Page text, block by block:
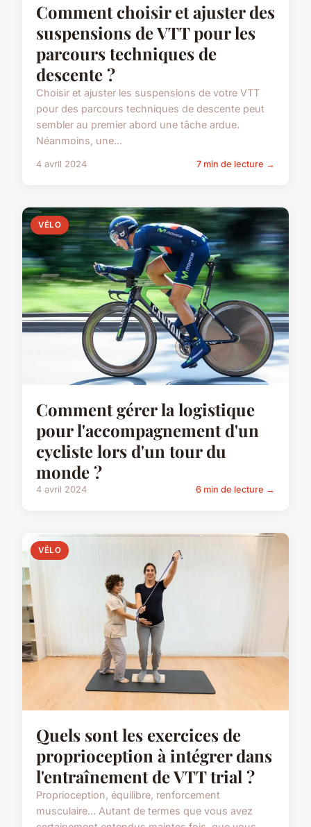
Comment choisir et ajuster des
suspensions de VTT pour les
parcours techniques de
descente ?
Choisir et ajuster les suspensions de votre VTT
pour des parcours techniques de descente peut
sembler au premier abord une tâche ardue.
Néanmoins, une...
4 avril 2024 7 min de lecture →
VÉLO
Comment gérer la logistique
pour l'accompagnement d'un
cycliste lors d'un tour du
monde ?
4 avril 2024 6 min de lecture →
VÉLO
Quels sont les exercices de
proprioception à intégrer dans
l'entraînement de VTT trial ?
Proprioception, équilibre, renforcement
musculaire… Autant de termes que vous avez